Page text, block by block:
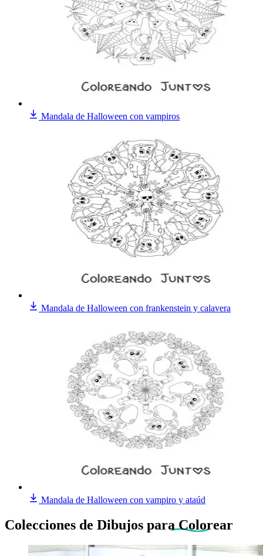
Mandala de Halloween con vampiros
Mandala de Halloween con frankenstein y calavera
Mandala de Halloween con vampiro y ataúd
Colecciones de Dibujos para Colorear